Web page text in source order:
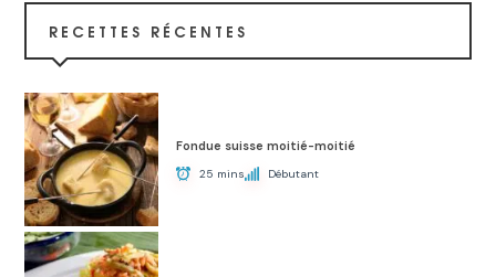
RECETTES RÉCENTES
Fondue suisse moitié-moitié
25 mins Débutant